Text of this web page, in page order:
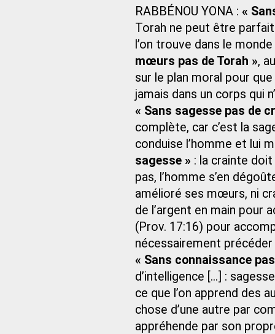
RABBÉNOU YONA : «
Torah ne peut être
l’on trouve dans le
mœurs pas de Torah »,
sur le plan moral pour
jamais dans un corps qui
« Sans sagesse pas de
complète, car c’est la
conduise l’homme et lui
sagesse » : la crainte
pas, l’homme s’en
amélioré ses mœurs, ni
de l’argent en main pour
(Prov. 17:16) pour
nécessairement précéder
« Sans connaissance
d’intelligence [...] :
ce que l’on apprend des
chose d’une autre par
appréhende par son